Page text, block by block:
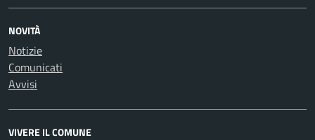
NOVITÀ
Notizie
Comunicati
Avvisi
VIVERE IL COMUNE